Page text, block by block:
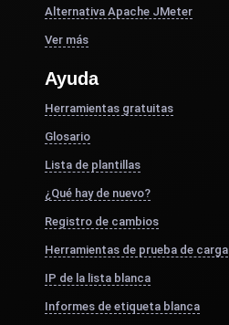
Alternativa Apache JMeter
Ver más
Ayuda
Herramientas gratuitas
Glosario
Lista de plantillas
¿Qué hay de nuevo?
Registro de cambios
Herramientas de prueba de carga
IP de la lista blanca
Informes de etiqueta blanca